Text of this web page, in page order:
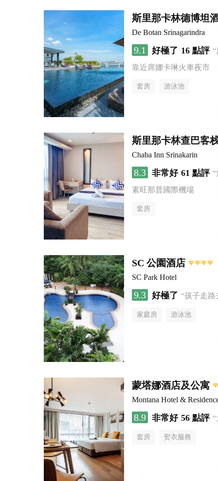
斯里那卡林德博坦
De Botan Srinagarindra
9.1 好極了 16 點評
靠近席娜卡琳火車夜市
套房 游泳池
斯里那卡林查巴客
Chaba Inn Srinakarin
8.3 非常好 61 點評
素旺那普國際機場
套房
SC 公園酒店
SC Park Hotel
9.3 好極了 “孩子走路
家庭房 游泳池
蒙塔娜酒店及公寓
Montana Hotel &
8.9 非常好 56 點評
套房 熨衣服務